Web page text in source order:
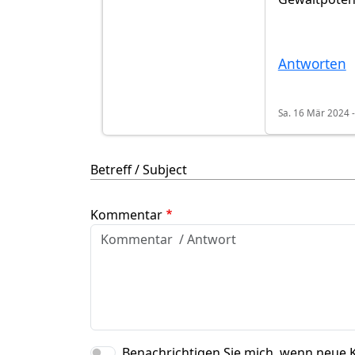
Antworten
Sa. 16 Mär 2024
Betreff / Subject
Kommentar